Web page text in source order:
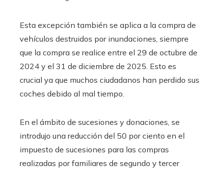
Esta excepción también se aplica a la compra de
vehículos destruidos por inundaciones, siempre
que la compra se realice entre el 29 de octubre de
2024 y el 31 de diciembre de 2025. Esto es
crucial ya que muchos ciudadanos han perdido sus
coches debido al mal tiempo.
En el ámbito de sucesiones y donaciones, se
introdujo una reducción del 50 por ciento en el
impuesto de sucesiones para las compras
realizadas por familiares de segundo y tercer